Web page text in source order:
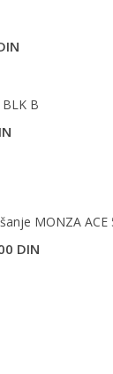
B
DIN